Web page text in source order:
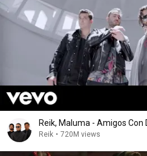
Reik, Maluma - Amigos Con
Reik • 720M views